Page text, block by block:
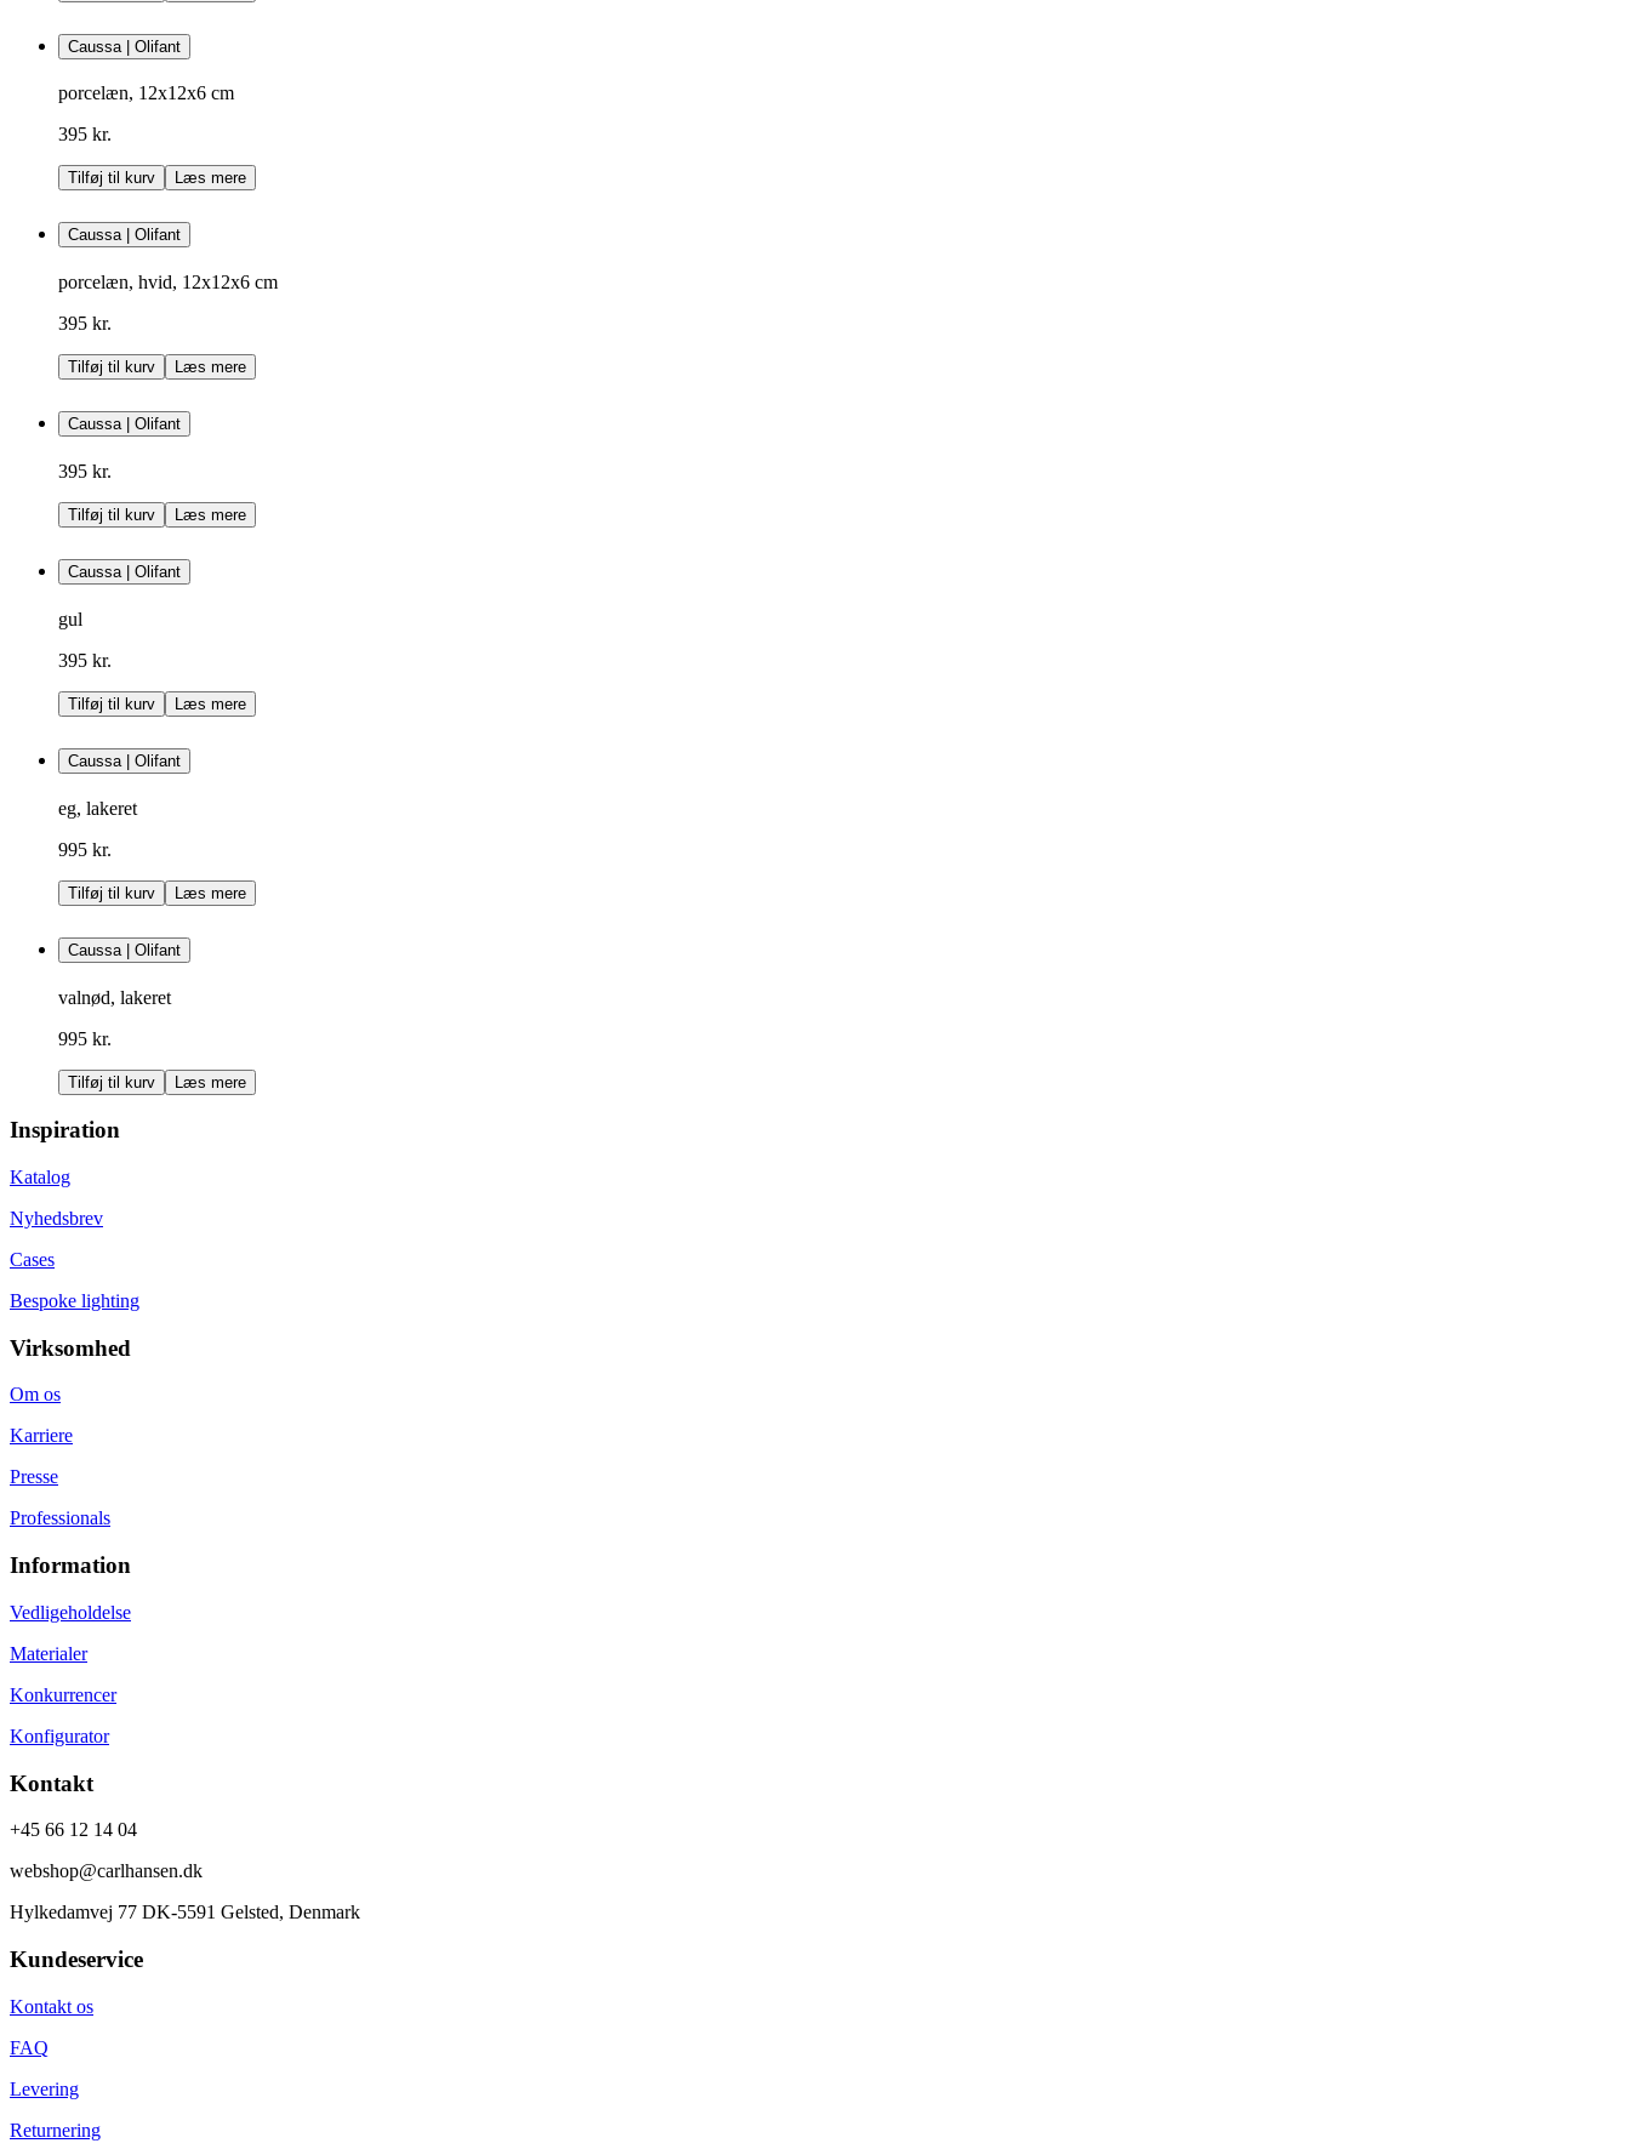
Caussa | Olifant
porcelæn, 12x12x6 cm
395 kr.
Tilføj til kurv Læs mere
Caussa | Olifant
porcelæn, hvid, 12x12x6 cm
395 kr.
Tilføj til kurv Læs mere
Caussa | Olifant
395 kr.
Tilføj til kurv Læs mere
Caussa | Olifant
gul
395 kr.
Tilføj til kurv Læs mere
Caussa | Olifant
eg, lakeret
995 kr.
Tilføj til kurv Læs mere
Caussa | Olifant
valnød, lakeret
995 kr.
Tilføj til kurv Læs mere
Inspiration
Katalog
Nyhedsbrev
Cases
Bespoke lighting
Virksomhed
Om os
Karriere
Presse
Professionals
Information
Vedligeholdelse
Materialer
Konkurrencer
Konfigurator
Kontakt
+45 66 12 14 04
webshop@carlhansen.dk
Hylkedamvej 77 DK-5591 Gelsted, Denmark
Kundeservice
Kontakt os
FAQ
Levering
Returnering